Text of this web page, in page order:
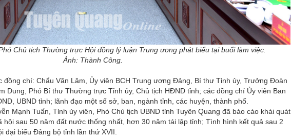
Chủ tịch Thường trực Hội đồng lý luận Trung ương phát biểu tại buổi làm việc.
Ảnh: Thành Công.
đồng chí: Chẩu Văn Lâm, Ủy viên BCH Trung ương Đảng, Bí thư Tỉnh ủy, Trưởng Đoàn
Dung, Phó Bí thư Thường trực Tỉnh ủy, Chủ tịch HĐND tỉnh; các đồng chí Ủy viên Ban
UBND tỉnh; lãnh đạo một số sở, ban, ngành tỉnh, các huyện, thành phố.
Mạnh Tuấn, Tỉnh ủy viên, Phó Chủ tịch UBND tỉnh Tuyên Quang đã báo cáo khái quát
hội sau 50 năm đất nước thống nhất, hơn 30 năm tái lập tỉnh; Tình hình kết quả sau 2
đại biểu Đảng bộ tỉnh lần thứ XVII.